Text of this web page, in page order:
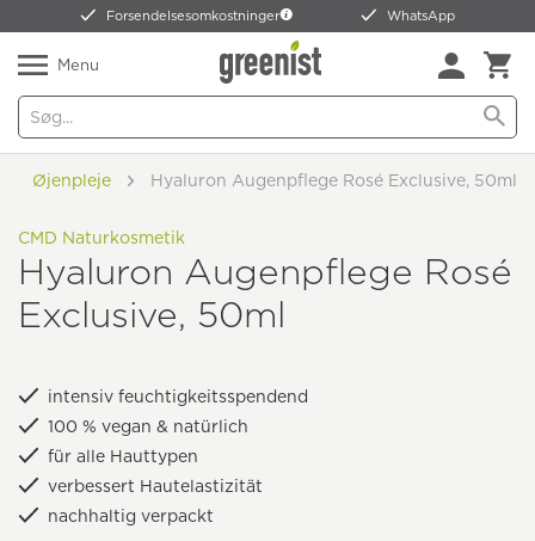
Forsendelsesomkostninger WhatsApp
Menu
Øjenpleje Hyaluron Augenpflege Rosé Exclusive, 50ml
CMD Naturkosmetik
Hyaluron Augenpflege Rosé
Exclusive, 50ml
intensiv feuchtigkeitsspendend
100 % vegan & natürlich
für alle Hauttypen
verbessert Hautelastizität
nachhaltig verpackt